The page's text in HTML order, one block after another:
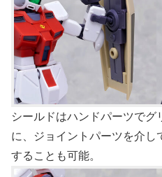
シールドはハンドパーツで
に、ジョイントパーツを介
することも可能。